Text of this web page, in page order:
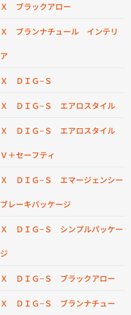
Ｘ ブラックアロー
Ｘ ブランナチュール インテリ
ア
Ｘ ＤＩＧ−Ｓ
Ｘ ＤＩＧ−Ｓ エアロスタイル
Ｘ ＤＩＧ−Ｓ エアロスタイル
Ｖ＋セーフティ
Ｘ ＤＩＧ−Ｓ エマージェンシー
ブレーキパッケージ
Ｘ ＤＩＧ−Ｓ シンプルパッケー
ジ
Ｘ ＤＩＧ−Ｓ ブラックアロー
Ｘ ＤＩＧ−Ｓ ブランナチュー